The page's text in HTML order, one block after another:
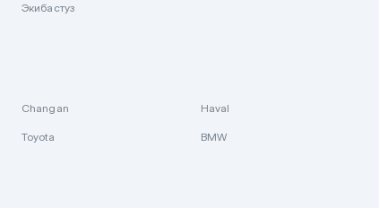
Экибастуз
Changan Haval
Toyota BMW